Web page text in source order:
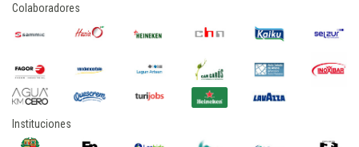
Colaboradores
Instituciones